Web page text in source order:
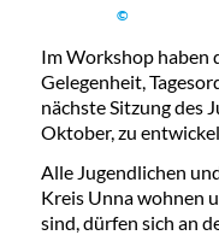
©
Im Workshop haben
Gelegenheit,
nächste Sitzung des
Oktober, zu
Alle Jugendlichen
Kreis Unna wohnen
sind, dürfen sich an